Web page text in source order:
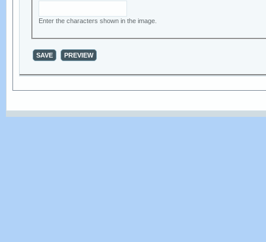
Enter the characters shown in the image.